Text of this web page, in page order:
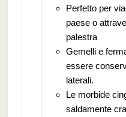
Perfetto per
paese o
palestra
Gemelli e
essere
laterali.
Le morbide
saldamente